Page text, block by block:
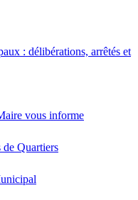
: délibérations, arrêtés et
vous informe
Quartiers